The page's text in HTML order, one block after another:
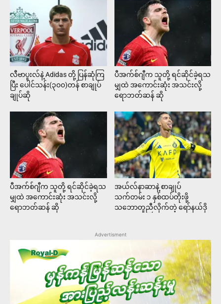
လီဗာပူးလ်နဲ့ Adidas တို့ ပြန်ဆုံကြ
ပြီး ပေါင်သန်း(၃၀၀)တန် စာချုပ်
ချုပ်ဆို
ပီအက်စ်ဂျီက သူတို့ ရင်ဆိုင်ခဲ့ရသ
မျှထဲ အကောင်းဆုံး အသင်းလို့
ရောဘတ်ဆန် ဆို
ပီအက်စ်ဂျီက သူတို့ ရင်ဆိုင်ခဲ့ရသ
မျှထဲ အကောင်းဆုံး အသင်းလို့
ရောဘတ်ဆန် ဆို
အယ်လ်နာဆာနဲ့ စာချုပ်
သက်တမ်း ၁ နှစ်ထပ်တိုးဖို့
သဘောတူညီလိုက်တဲ့ ရော်နယ်ဒို
Advertisment